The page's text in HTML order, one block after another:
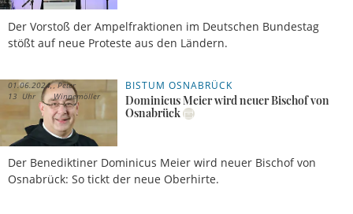
Der Vorstoß der Ampelfraktionen im Deutschen Bundestag
stößt auf neue Proteste aus den Ländern.
BISTUM OSNABRÜCK
Dominicus Meier wird neuer Bischof von
Osnabrück
Der Benediktiner Dominicus Meier wird neuer Bischof von
Osnabrück: So tickt der neue Oberhirte.
01.06.2024,
13 Uhr
Peter
Winnemöller